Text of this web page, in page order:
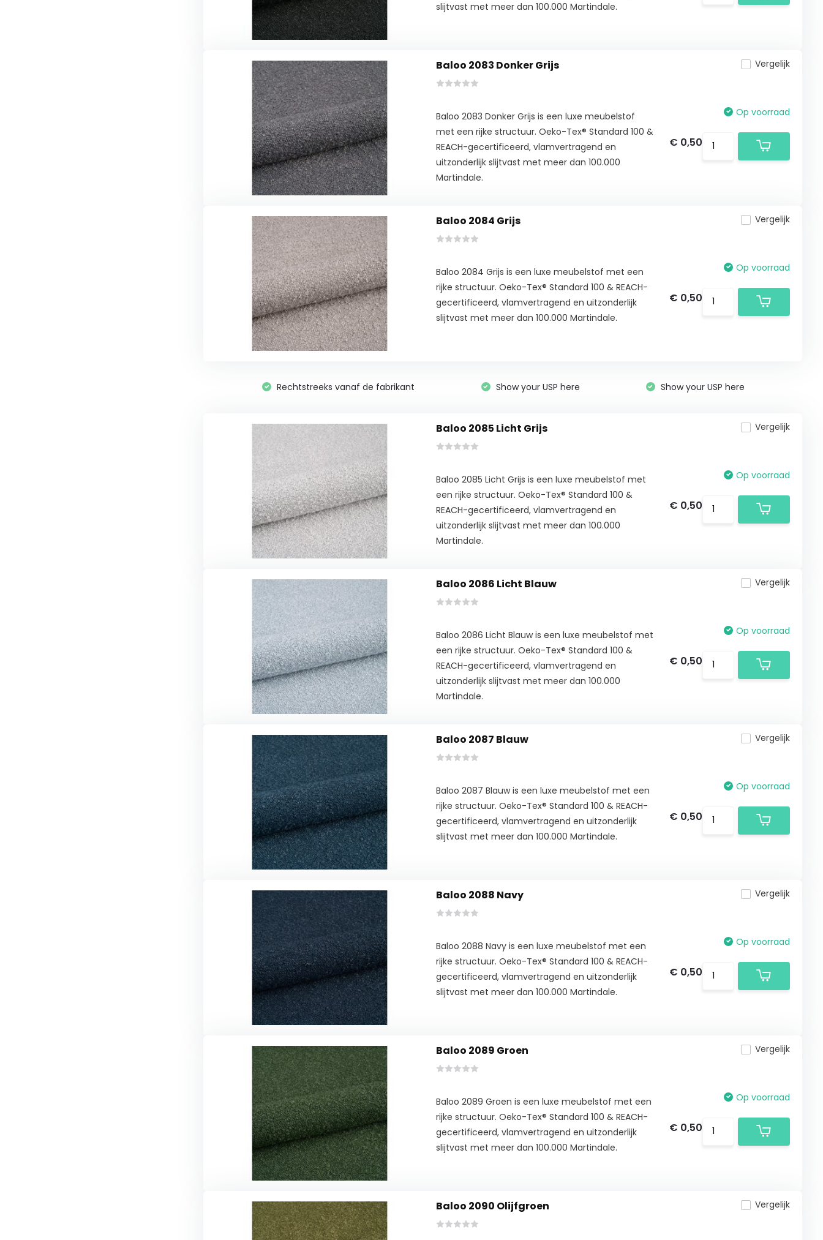
slijtvast met meer dan 100.000 Martindale.
Baloo 2083 Donker Grijs
Baloo 2083 Donker Grijs is een luxe meubelstof
met een rijke structuur. Oeko-Tex® Standard 100 &
REACH-gecertificeerd, vlamvertragend en
uitzonderlijk slijtvast met meer dan 100.000
Martindale.
Vergelijk
Op voorraad
€ 0,50
Baloo 2084 Grijs
Baloo 2084 Grijs is een luxe meubelstof met een
rijke structuur. Oeko-Tex® Standard 100 & REACH-
gecertificeerd, vlamvertragend en uitzonderlijk
slijtvast met meer dan 100.000 Martindale.
Vergelijk
Op voorraad
€ 0,50
Rechtstreeks vanaf de fabrikant Show your USP here Show your USP here
Baloo 2085 Licht Grijs
Baloo 2085 Licht Grijs is een luxe meubelstof met
een rijke structuur. Oeko-Tex® Standard 100 &
REACH-gecertificeerd, vlamvertragend en
uitzonderlijk slijtvast met meer dan 100.000
Martindale.
Vergelijk
Op voorraad
€ 0,50
Baloo 2086 Licht Blauw
Baloo 2086 Licht Blauw is een luxe meubelstof met
een rijke structuur. Oeko-Tex® Standard 100 &
REACH-gecertificeerd, vlamvertragend en
uitzonderlijk slijtvast met meer dan 100.000
Martindale.
Vergelijk
Op voorraad
€ 0,50
Baloo 2087 Blauw
Baloo 2087 Blauw is een luxe meubelstof met een
rijke structuur. Oeko-Tex® Standard 100 & REACH-
gecertificeerd, vlamvertragend en uitzonderlijk
slijtvast met meer dan 100.000 Martindale.
Vergelijk
Op voorraad
€ 0,50
Baloo 2088 Navy
Baloo 2088 Navy is een luxe meubelstof met een
rijke structuur. Oeko-Tex® Standard 100 & REACH-
gecertificeerd, vlamvertragend en uitzonderlijk
slijtvast met meer dan 100.000 Martindale.
Vergelijk
Op voorraad
€ 0,50
Baloo 2089 Groen
Baloo 2089 Groen is een luxe meubelstof met een
rijke structuur. Oeko-Tex® Standard 100 & REACH-
gecertificeerd, vlamvertragend en uitzonderlijk
slijtvast met meer dan 100.000 Martindale.
Vergelijk
Op voorraad
€ 0,50
Baloo 2090 Olijfgroen Vergelijk